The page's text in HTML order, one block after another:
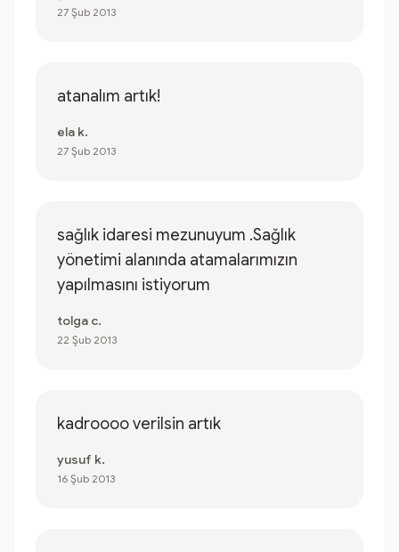
27 Şub 2013
atanalım artık!
ela k.
27 Şub 2013
sağlık idaresi mezunuyum .Sağlık
yönetimi alanında atamalarımızın
yapılmasını istiyorum
tolga c.
22 Şub 2013
kadroooo verilsin artık
yusuf k.
16 Şub 2013